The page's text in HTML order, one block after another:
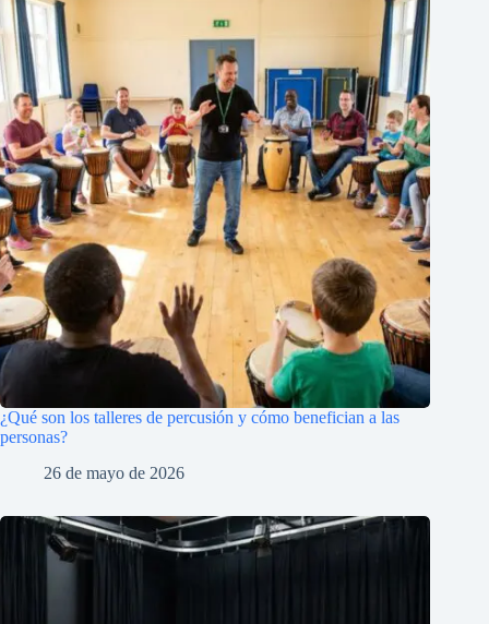
¿Qué son los talleres de percusión y cómo benefician a las
personas?
26 de mayo de 2026